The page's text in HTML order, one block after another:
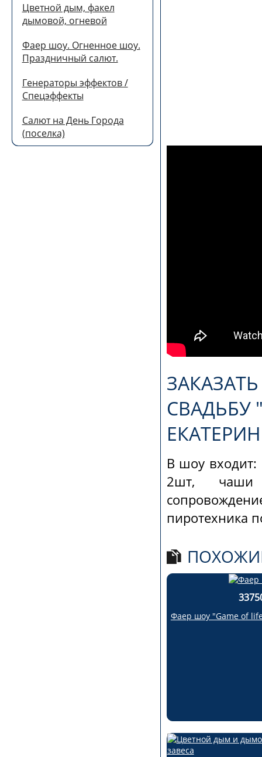
Цветной дым, факел
дымовой, огневой
Фаер шоу. Огненное шоу.
Праздничный салют.
Генераторы эффектов /
Спецэффекты
Салют на День Города
(поселка)
СВАДЬБУ
В шоу входит:
2шт, чаши
пиротехника
Фаер шоу "Game of